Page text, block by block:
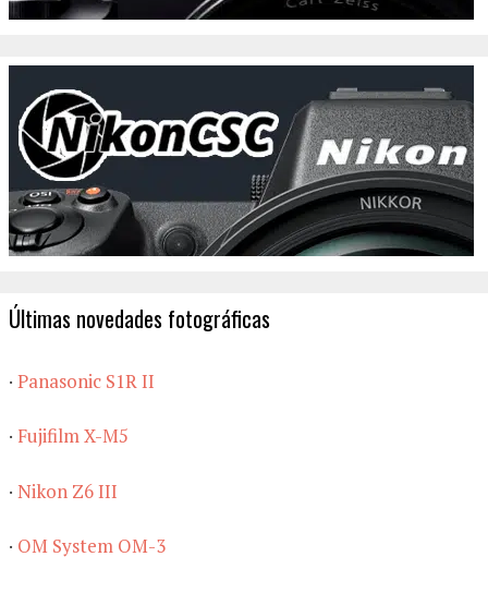
Últimas novedades fotográficas
· Panasonic S1R II
· Fujifilm X-M5
· Nikon Z6 III
· OM System OM-3